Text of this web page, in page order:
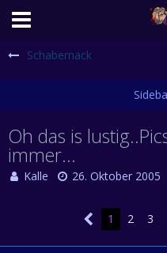
Schabernack
Oh das is
immer...
Kalle 26. Oktober 2005
1 2 3